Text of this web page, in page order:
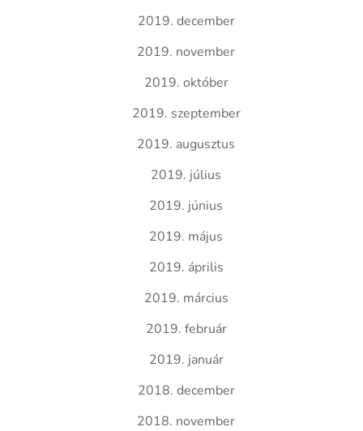
2019. december
2019. november
2019. október
2019. szeptember
2019. augusztus
2019. július
2019. június
2019. május
2019. április
2019. március
2019. február
2019. január
2018. december
2018. november